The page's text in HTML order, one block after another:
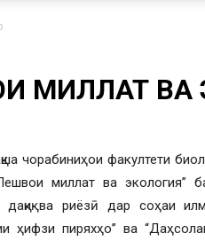
МИЛЛАТ ВА
чорабиниҳои факултети
миллат ва экология”
дақиқ ва риёзӣ дар соҳаи
ҳифзи пиряхҳо” ва